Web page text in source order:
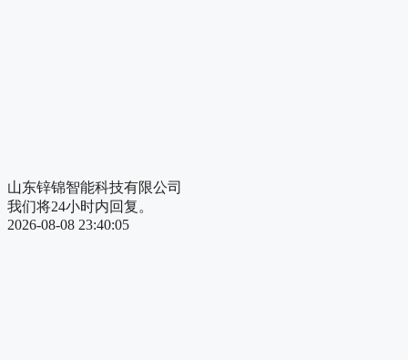
山东锌锦智能科技有限公司
我们将24小时内回复。
2026-08-08 23:40:05